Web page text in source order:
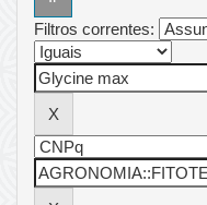
Filtros correntes: